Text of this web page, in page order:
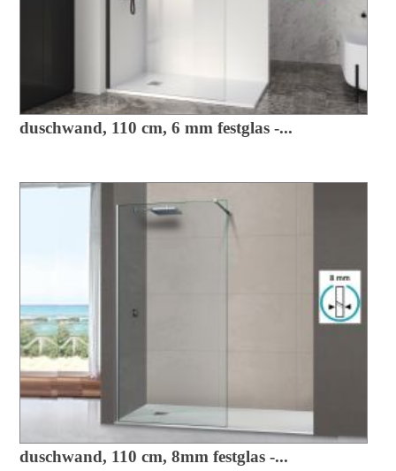
duschwand, 110 cm, 6 mm festglas -...
duschwand, 110 cm, 8mm festglas -...